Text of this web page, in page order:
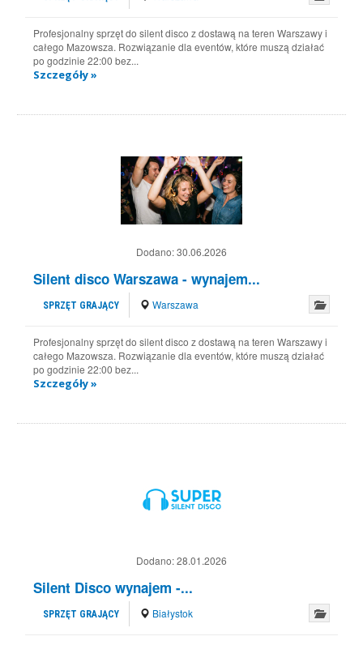
Profesjonalny sprzęt do silent disco z dostawą na teren Warszawy i
całego Mazowsza. Rozwiązanie dla eventów, które muszą działać
po godzinie 22:00 bez...
Szczegóły »
Dodano:30.06.2026
Silent disco Warszawa - wynajem...
SPRZĘT GRAJĄCY Warszawa
Profesjonalny sprzęt do silent disco z dostawą na teren Warszawy i
całego Mazowsza. Rozwiązanie dla eventów, które muszą działać
po godzinie 22:00 bez...
Szczegóły »
Dodano:28.01.2026
Silent Disco wynajem -...
SPRZĘT GRAJĄCY Białystok